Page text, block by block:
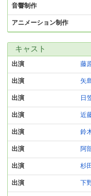
音響制作
アニメーション制作
キャスト
出演 藤
出演 矢
出演 日
出演 近
出演 鈴
出演 阿
出演 杉
出演 下